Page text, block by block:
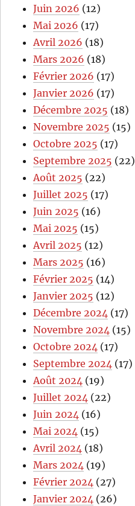
Juin 2026 (12)
Mai 2026 (17)
Avril 2026 (18)
Mars 2026 (18)
Février 2026 (17)
Janvier 2026 (17)
Décembre 2025 (18)
Novembre 2025 (15)
Octobre 2025 (17)
Septembre 2025 (22)
Août 2025 (22)
Juillet 2025 (17)
Juin 2025 (16)
Mai 2025 (15)
Avril 2025 (12)
Mars 2025 (16)
Février 2025 (14)
Janvier 2025 (12)
Décembre 2024 (17)
Novembre 2024 (15)
Octobre 2024 (17)
Septembre 2024 (17)
Août 2024 (19)
Juillet 2024 (22)
Juin 2024 (16)
Mai 2024 (15)
Avril 2024 (18)
Mars 2024 (19)
Février 2024 (27)
Janvier 2024 (26)